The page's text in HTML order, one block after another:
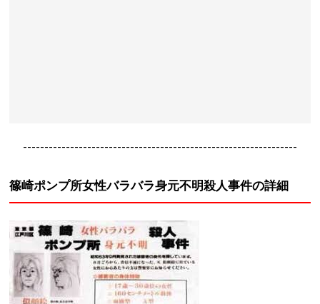
----------------------------------------------------------------
篠崎ポンプ所女性バラバラ身元不明殺人事件の詳細